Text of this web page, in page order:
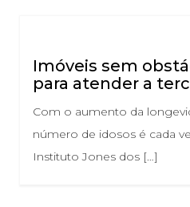
Imóveis sem
para atender a
Com o aumento da
número de idosos é cada
Instituto Jones dos […]